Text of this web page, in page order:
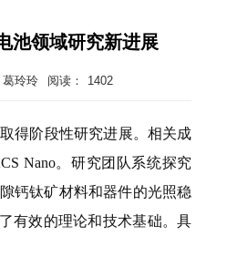
池领域研究新进展
葛玲玲 阅读： 1402
得阶段性研究进展。相关成
Nano。研究团队系统探究
钙钛矿材料和器件的光照稳
有效的理论和技术基础。具